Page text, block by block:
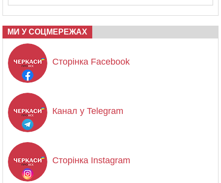
МИ У СОЦМЕРЕЖАХ
Сторінка Facebook
Канал у Telegram
Сторінка Instagram